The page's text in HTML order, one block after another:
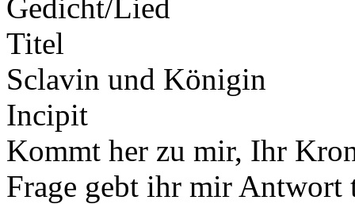
Gedicht/Lied
Titel
Sclavin und Königin
Incipit
Kommt her zu mir, Ihr
Frage gebt ihr mir